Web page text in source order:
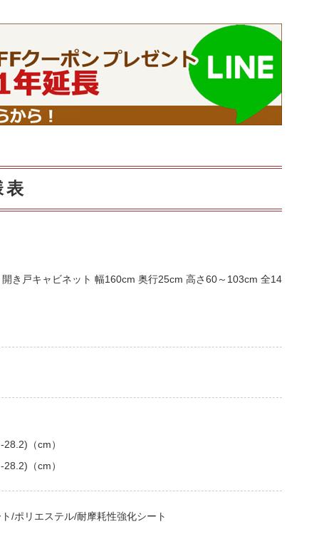
ラック
き戸キャビネット 幅160cm 奥行25cm 高さ60～103cm 全14
（cm）
（cm）
/ポリエステル/耐摩耗性強化シート